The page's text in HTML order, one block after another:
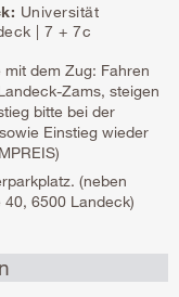
Universität
| 7 + 7c
mit dem Zug: Fahren
Zams, steigen
bitte bei der
Einstieg wieder
(neben
40, 6500 Landeck)